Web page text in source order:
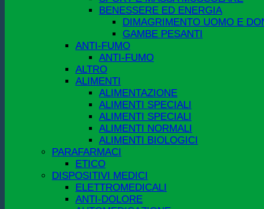
BENESSERE ED ENERGIA
DIMAGRIMENTO UOMO E
GAMBE PESANTI
ANTI-FUMO
ANTI-FUMO
ALTRO
ALIMENTI
ALIMENTAZIONE
ALIMENTI SPECIALI
ALIMENTI SPECIALI
ALIMENTI NORMALI
ALIMENTI BIOLOGICI
PARAFARMACI
ETICO
DISPOSITIVI MEDICI
ELETTROMEDICALI
ANTI-DOLORE